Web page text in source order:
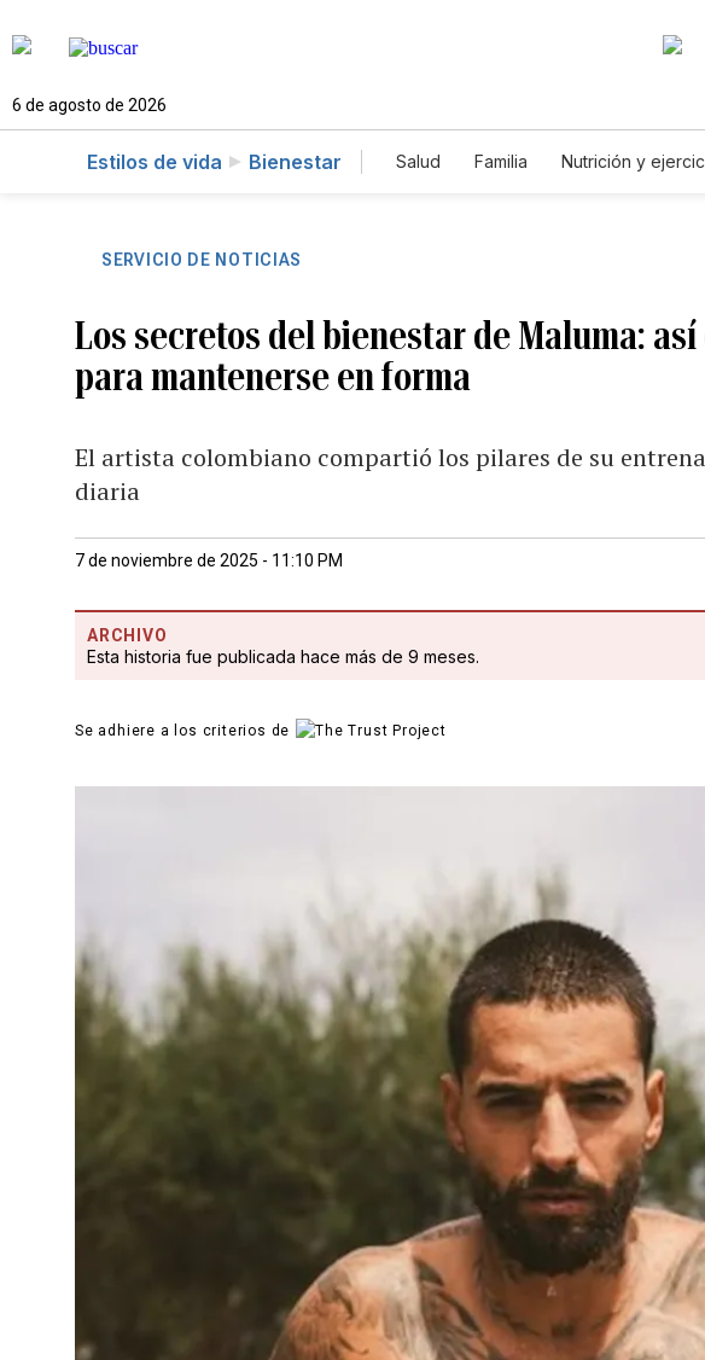
6 de agosto de 2026
Estilos de vida Bienestar Salud Familia Nutrición y
SERVICIO DE NOTICIAS
Los secretos del bienestar de Maluma:
para mantenerse en forma
El artista colombiano compartió los pilares de su
diaria
7 de noviembre de 2025 - 11:10 PM
ARCHIVO
Esta historia fue publicada hace más de 9 meses.
Se adhiere a los criterios de